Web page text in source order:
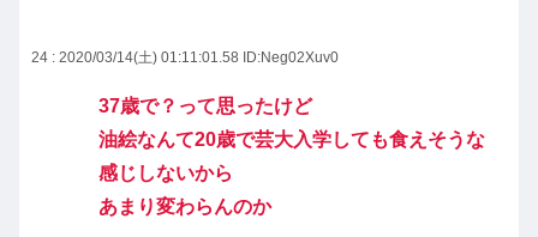
24 : 2020/03/14(土) 01:11:01.58 ID:Neg02Xuv0
37歳で？って思ったけど
油絵なんて20歳で芸大入学しても食えそうな
感じしないから
あまり変わらんのか